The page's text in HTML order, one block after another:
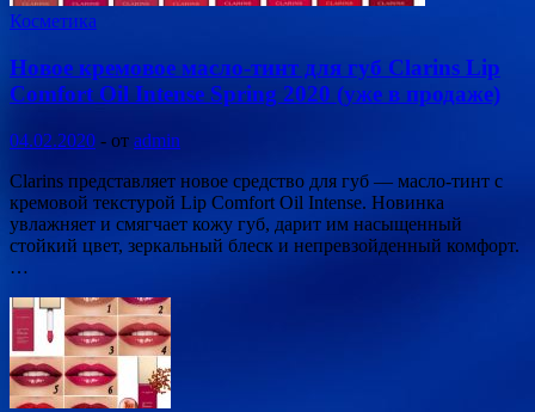
Косметика
Новое кремовое масло-тинт для губ Clarins Lip
Сomfort Oil Intense Spring 2020 (уже в продаже)
04.02.2020 - от admin
Clarins представляет новое средство для губ — масло-тинт с
кремовой текстурой Lip Сomfort Oil Intense. Новинка
увлажняет и смягчает кожу губ, дарит им насыщенный
стойкий цвет, зеркальный блеск и непревзойденный комфорт.
…